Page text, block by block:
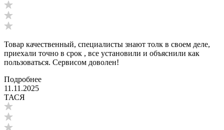
Товар качественный, специалисты знают толк в своем деле,
приехали точно в срок , все установили и объяснили как
пользоваться. Сервисом доволен!
Подробнее
11.11.2025
ТАСЯ